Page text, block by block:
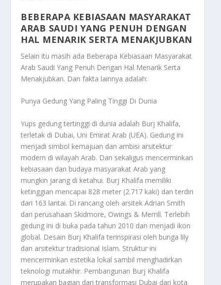
BEBERAPA KEBIASAAN MASYARAKAT
ARAB SAUDI YANG PENUH DENGAN
HAL MENARIK SERTA MENAKJUBKAN
Selain itu masih ada Beberapa Kebiasaan Masyarakat
Arab Saudi Yang Penuh Dengan Hal Menarik Serta
Menakjubkan. Dan fakta lainnya adalah:
Punya Gedung Yang Paling Tinggi Di Dunia
Yups gedung tertinggi di dunia adalah Burj Khalifa,
terletak di Dubai, Uni Emirat Arab (UEA). Gedung ini
menjadi simbol kemajuan dan ambisi arsitektur
modern di wilayah Arab. Dan sekaligus mencerminkan
kebiasaan dan budaya masyarakat Arab yang
mungkin jarang di ketahui. Burj Khalifa memiliki
ketinggian mencapai 828 meter (2.717 kaki) dan terdiri
dari 163 lantai. Di rancang oleh arsitek Adrian Smith
dari perusahaan Skidmore, Owings & Merrill. Terlebih
gedung ini di buka pada tahun 2010 dan menjadi ikon
global. Desain Burj Khalifa terinspirasi oleh bunga lily
dan arsitektur tradisional Islam. Struktur ini
mencerminkan estetika lokal sambil menghadirkan
teknologi mutakhir. Pembangunan Burj Khalifa
merupakan bagian dari transformasi Dubai dari kota